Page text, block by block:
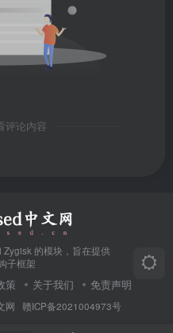
评论内容
的模块，旨在提供
子框架
策 关于我们 免责声明
网 赣ICP备2021004973号